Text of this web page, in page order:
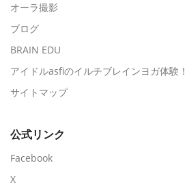
オーラ撮影
ブログ
BRAIN EDU
アイドルasfiのイルチブレインヨガ体験！
サイトマップ
公式リンク
Facebook
X